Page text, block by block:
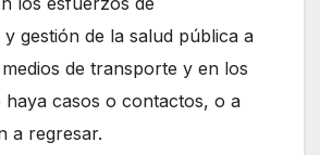
gestión de la salud pública a
de transporte y en los
haya casos o contactos, o a
a regresar.